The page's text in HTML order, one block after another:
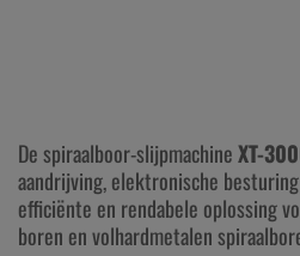
De spiraalboor-slijpmachineXT-
aandrijving, elektronische
efficiënte en rendabele oplossing
boren en volhardmetalen